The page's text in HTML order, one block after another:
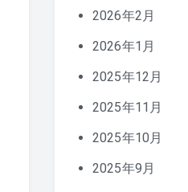
2026年2月
2026年1月
2025年12月
2025年11月
2025年10月
2025年9月